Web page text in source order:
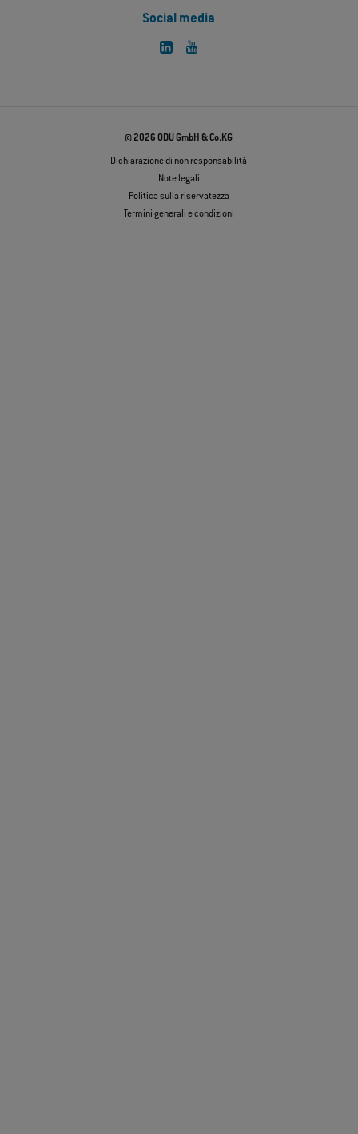
Social media
© 2026 ODU GmbH & Co.KG
Dichiarazione di non responsabilità
Note legali
Politica sulla riservatezza
Termini generali e condizioni